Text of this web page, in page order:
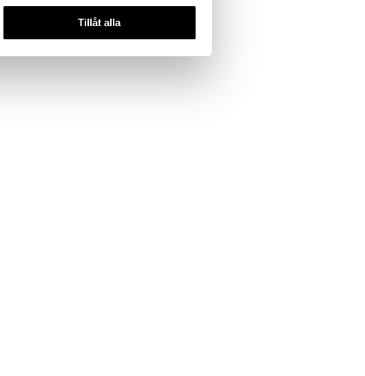
Tillåt alla